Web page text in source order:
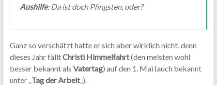
Aushilfe: Da ist doch Pfingsten, oder?
Ganz so verschätzt hatte er sich aber wirklich nicht, denn
dieses Jahr fälltChristi Himmelfahrt(den meisten wohl
besser bekannt als Vatertag) auf den 1. Mai (auch bekannt
unter „Tag der Arbeit„).